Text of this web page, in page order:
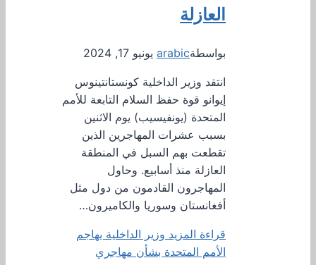
العازلة
بواسطةarabic يونيو 17, 2024
انتقد وزير الداخلية كونستانتينوس
إيوانو قوة حفظ السلام التابعة للأمم
المتحدة (يونفيسيب) يوم الاثنين
بسبب عشرات المهاجرين الذين
تقطعت بهم السبل في المنطقة
العازلة منذ أسابيع. وحاول
المهاجرون القادمون من دول مثل
أفغانستان وسوريا والكاميرون…
قراءة المزيد وزير الداخلية يهاجم
الأمم المتحدة بشأن مهاجري